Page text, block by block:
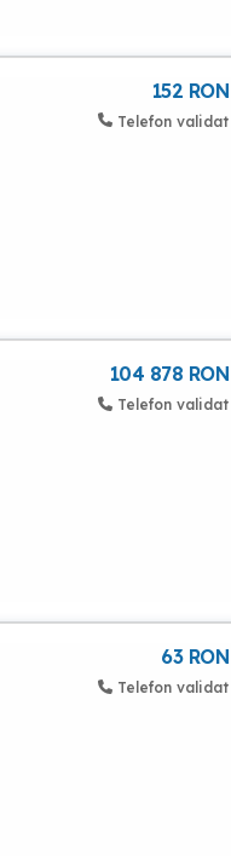
152 RON
Telefon validat
104 878 RON
Telefon validat
63 RON
Telefon validat